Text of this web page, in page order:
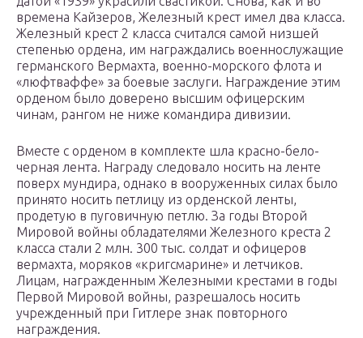
времена Кайзеров, Железный крест имел два класса.
Железный крест 2 класса считался самой низшей
степенью ордена, им награждались военнослужащие
германского Вермахта, военно-морского флота и
«люфтваффе» за боевые заслуги. Награждение этим
орденом было доверено высшим офицерским
чинам, рангом не ниже командира дивизии.
Вместе с орденом в комплекте шла красно-бело-
черная лента. Награду следовало носить на ленте
поверх мундира, однако в вооруженных силах было
принято носить петлицу из орденской ленты,
продетую в пуговичную петлю. За годы Второй
Мировой войны обладателями Железного креста 2
класса стали 2 млн. 300 тыс. солдат и офицеров
вермахта, моряков «кригсмарине» и летчиков.
Лицам, награжденным Железными крестами в годы
Первой Мировой войны, разрешалось носить
учрежденный при Гитлере знак повторного
награждения.